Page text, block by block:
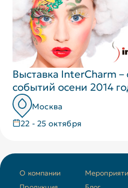
Выставка InterCharm –
событий осени 2014
Москва
22 - 25 октября
О компании